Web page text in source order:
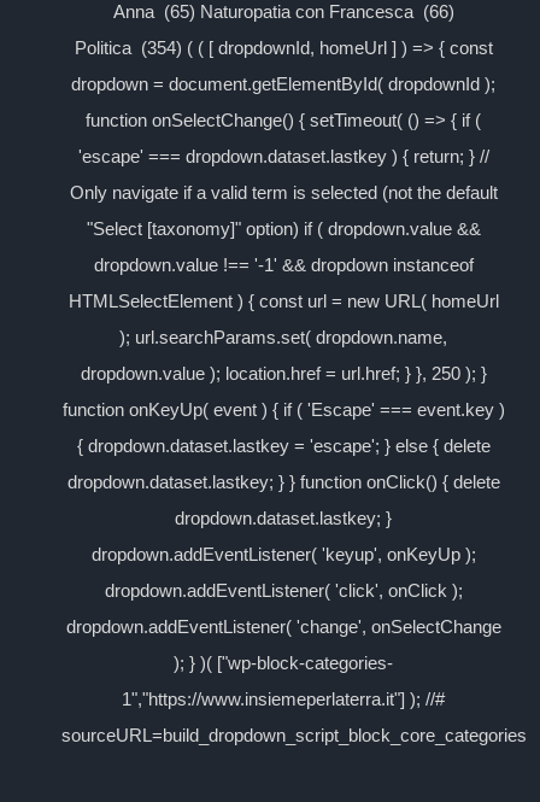
Anna (65) Naturopatia con Francesca (66)
Politica (354) ( ( [ dropdownId, homeUrl ] ) => { const
dropdown = document.getElementById( dropdownId );
function onSelectChange() { setTimeout( () => { if (
'escape' === dropdown.dataset.lastkey ) { return; } //
Only navigate if a valid term is selected (not the default
"Select [taxonomy]" option) if ( dropdown.value &&
dropdown.value !== '-1' && dropdown instanceof
HTMLSelectElement ) { const url = new URL( homeUrl
); url.searchParams.set( dropdown.name,
dropdown.value ); location.href = url.href; } }, 250 ); }
function onKeyUp( event ) { if ( 'Escape' === event.key )
{ dropdown.dataset.lastkey = 'escape'; } else { delete
dropdown.dataset.lastkey; } } function onClick() { delete
dropdown.dataset.lastkey; }
dropdown.addEventListener( 'keyup', onKeyUp );
dropdown.addEventListener( 'click', onClick );
dropdown.addEventListener( 'change', onSelectChange
); } )( ["wp-block-categories-
1","https://www.insiemeperlaterra.it"] ); //#
sourceURL=build_dropdown_script_block_core_categories